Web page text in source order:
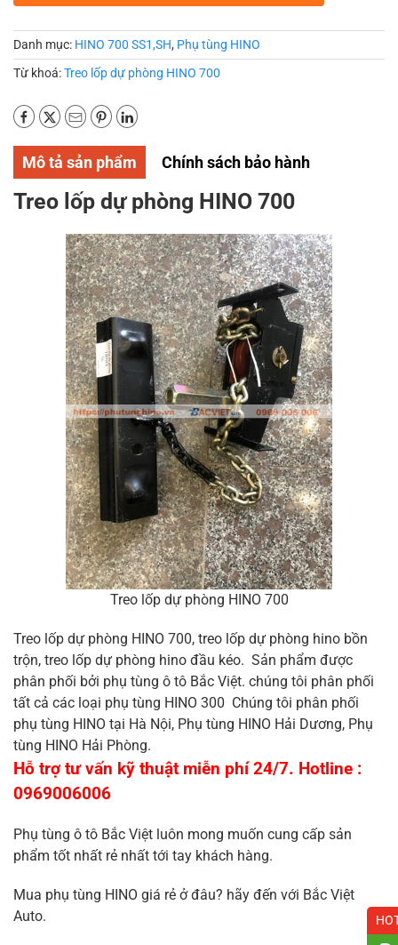
Danh mục: HINO 700 SS1,SH, Phụ tùng HINO
Từ khoá:Treo lốp dự phòng HINO 700
Mô tả sản phẩm Chính sách bảo hành
Treo lốp dự phòng HINO 700
Treo lốp dự phòng HINO 700
Treo lốp dự phòng HINO 700, treo lốp dự phòng hino bồn
trộn, treo lốp dự phòng hino đầu kéo. Sản phẩm được
phân phối bởi phụ tùng ô tô Bắc Việt. chúng tôi phân phối
tất cả các loại phụ tùng HINO 300 Chúng tôi phân phối
phụ tùng HINO tại Hà Nội, Phụ tùng HINO Hải Dương, Phụ
tùng HINO Hải Phòng.
Hỗ trợ tư vấn kỹ thuật miễn phí 24/7. Hotline :
0969006006
Phụ tùng ô tô Bắc Việt luôn mong muốn cung cấp sản
phẩm tốt nhất rẻ nhất tới tay khách hàng.
Mua phụ tùng HINO giá rẻ ở đâu? hãy đến với Bắc Việt
Auto.